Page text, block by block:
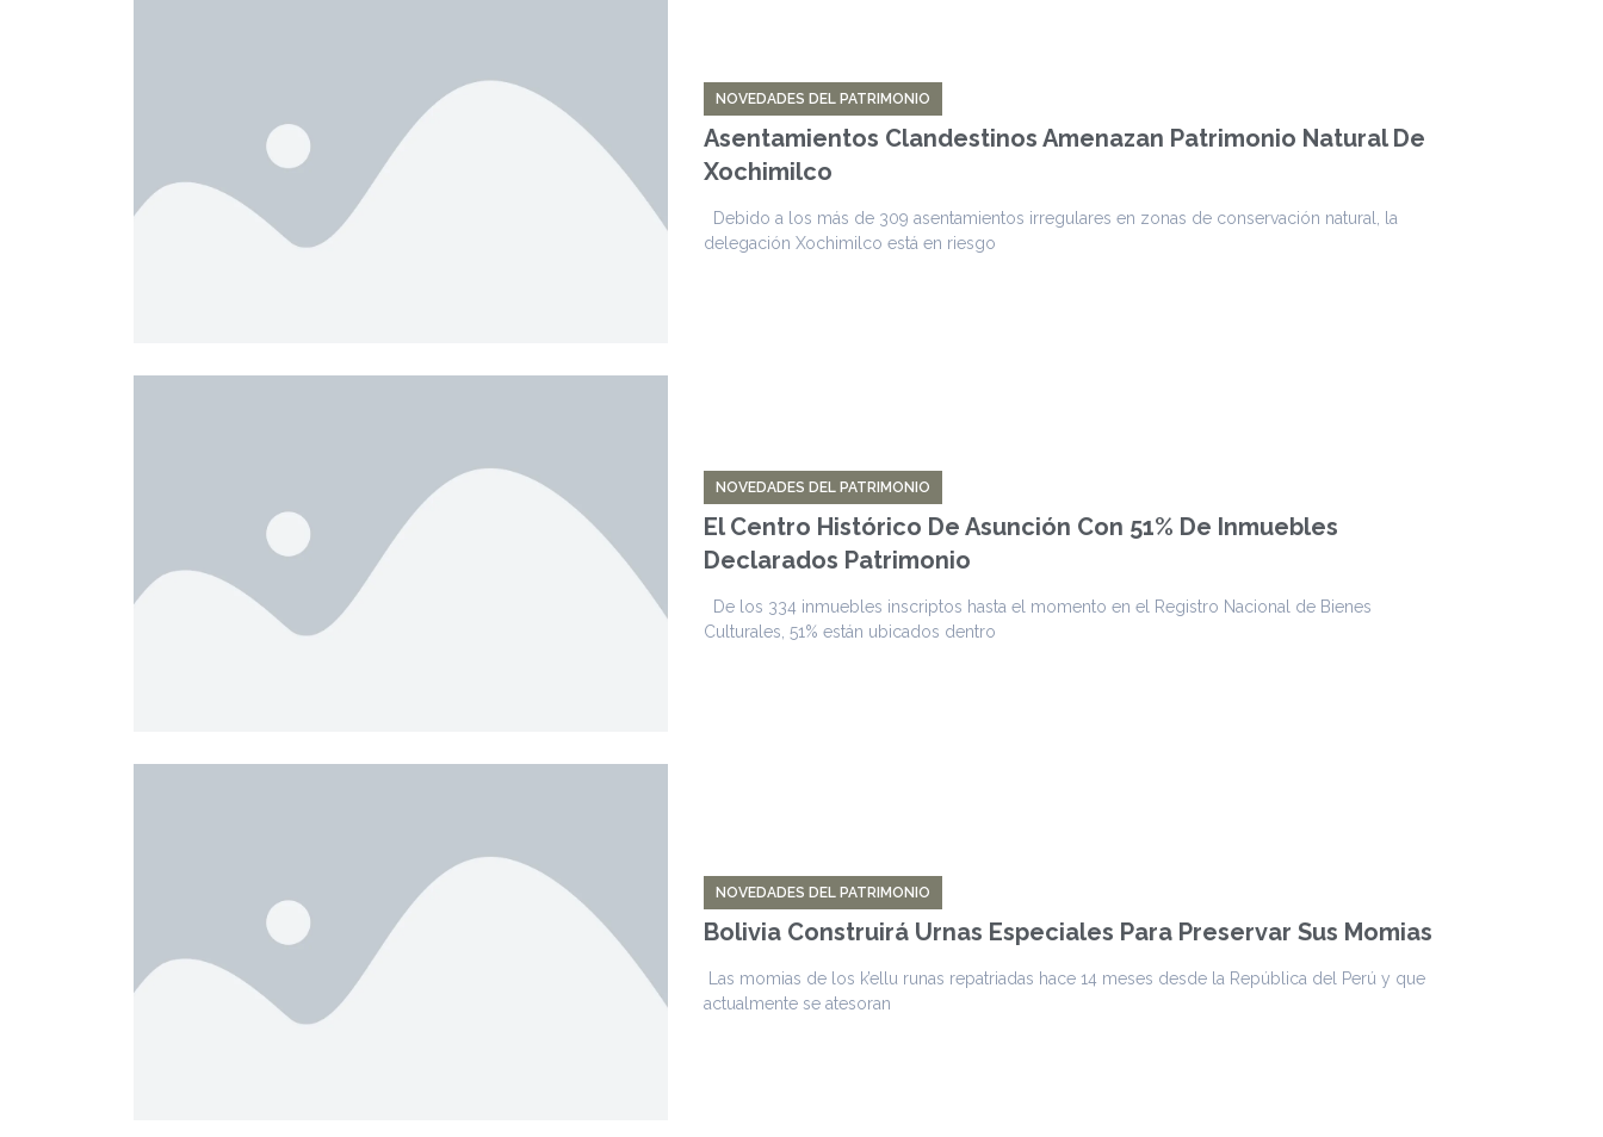
NOVEDADES DEL PATRIMONIO
Asentamientos Clandestinos Amenazan Patrimonio Natural De
Xochimilco
Debido a los más de 309 asentamientos irregulares en zonas de conservación natural, la
delegación Xochimilco está en riesgo
NOVEDADES DEL PATRIMONIO
El Centro Histórico De Asunción Con 51% De Inmuebles
Declarados Patrimonio
De los 334 inmuebles inscriptos hasta el momento en el Registro Nacional de Bienes
Culturales, 51% están ubicados dentro
NOVEDADES DEL PATRIMONIO
Bolivia Construirá Urnas Especiales Para Preservar Sus Momias
Las momias de los k’ellu runas repatriadas hace 14 meses desde la República del Perú y que
actualmente se atesoran